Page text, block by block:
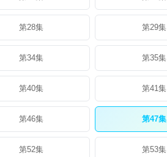
第28集 第29集
第34集 第35集
第40集 第41集
第46集 第47集
第52集 第53集